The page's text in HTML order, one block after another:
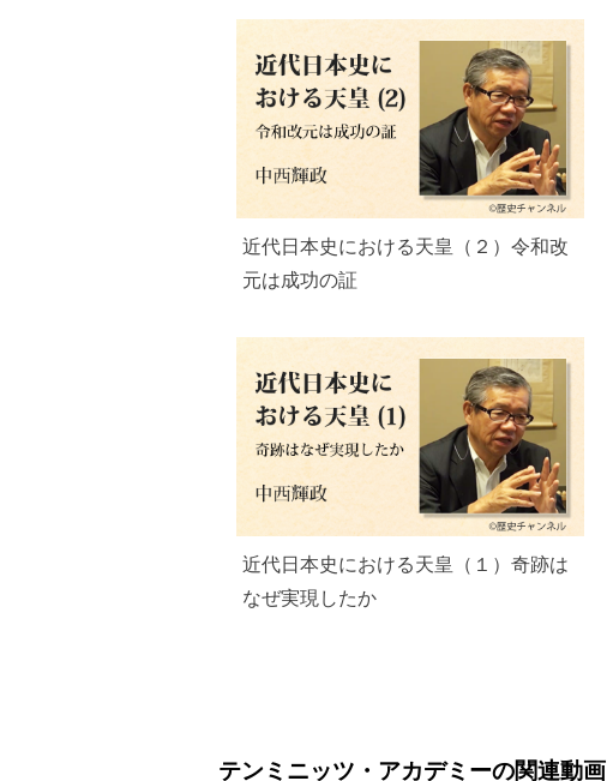
近代日本史における天皇（２）令和改
元は成功の証
近代日本史における天皇（１）奇跡は
なぜ実現したか
テンミニッツ・アカデミーの関連動画